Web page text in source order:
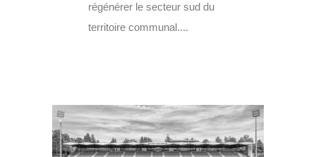
régénérer le secteur sud du
territoire communal....